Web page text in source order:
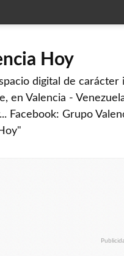
Hoy
digital de
en Valencia -
Facebook: Grupo